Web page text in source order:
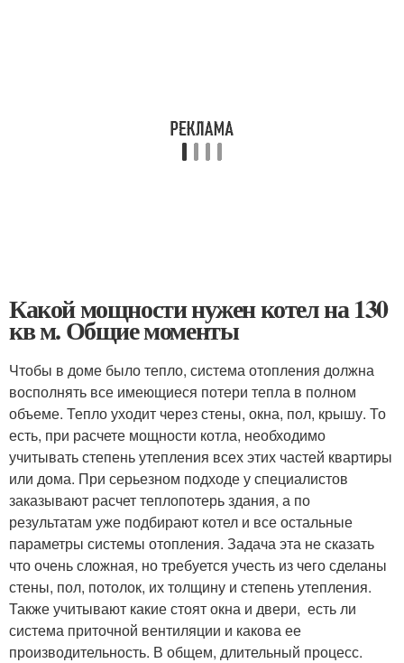
Какой мощности нужен котел на 130
кв м. Общие моменты
Чтобы в доме было тепло, система отопления должна
восполнять все имеющиеся потери тепла в полном
объеме. Тепло уходит через стены, окна, пол, крышу. То
есть, при расчете мощности котла, необходимо
учитывать степень утепления всех этих частей квартиры
или дома. При серьезном подходе у специалистов
заказывают расчет теплопотерь здания, а по
результатам уже подбирают котел и все остальные
параметры системы отопления. Задача эта не сказать
что очень сложная, но требуется учесть из чего сделаны
стены, пол, потолок, их толщину и степень утепления.
Также учитывают какие стоят окна и двери, есть ли
система приточной вентиляции и какова ее
производительность. В общем, длительный процесс.